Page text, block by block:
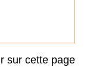
sur cette page